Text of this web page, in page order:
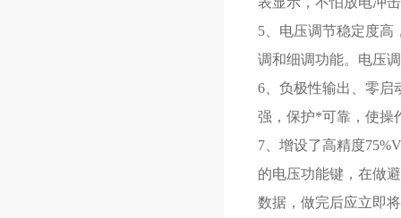
5、电压调节稳定度高
调和细调功能。电压
6、负极性输出、零启
强，保护*可靠，使操
7、增设了高精度
的电压功能键，在做
数据，做完后应立即